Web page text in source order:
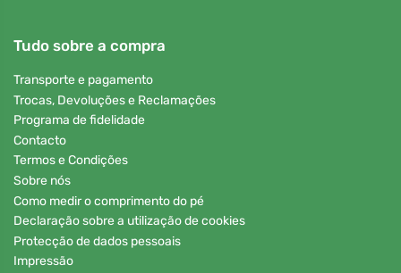
Tudo sobre a compra
Transporte e pagamento
Trocas, Devoluções e Reclamações
Programa de fidelidade
Contacto
Termos e Condições
Sobre nós
Como medir o comprimento do pé
Declaração sobre a utilização de cookies
Protecção de dados pessoais
Impressão